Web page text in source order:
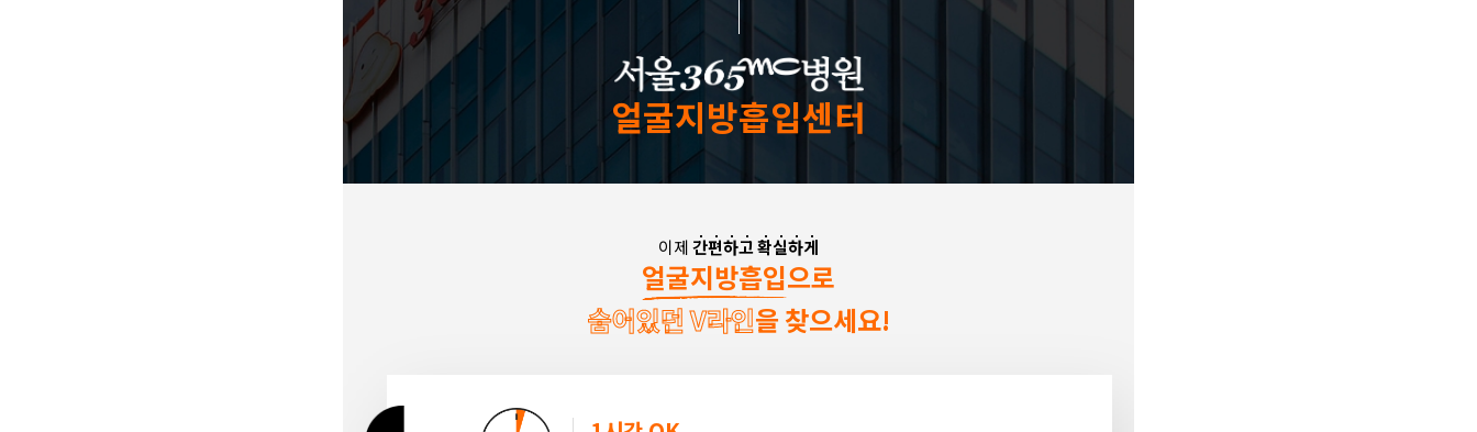
얼굴지방흡입센터
이제간편하고확실하게
얼굴지방흡입으로
숨어있던 V라인을 찾으세요!